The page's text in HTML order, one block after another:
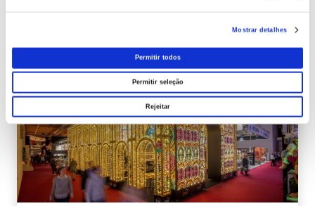
Mostrar detalhes
Permitir todos
Permitir seleção
Rejeitar
Navidad